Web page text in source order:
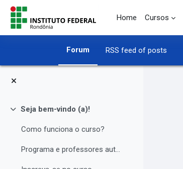
Skip to main content
Home
Cursos
Forum RSS feed of posts
Collapse
Seja bem-vindo (a)!
Como funciona o curso?
Programa e professores autores